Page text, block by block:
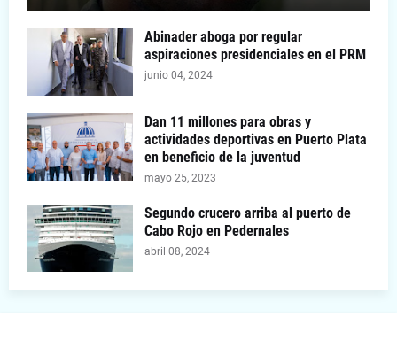
Abinader aboga por regular
aspiraciones presidenciales en el PRM
junio 04, 2024
Dan 11 millones para obras y
actividades deportivas en Puerto Plata
en beneficio de la juventud
mayo 25, 2023
Segundo crucero arriba al puerto de
Cabo Rojo en Pedernales
abril 08, 2024